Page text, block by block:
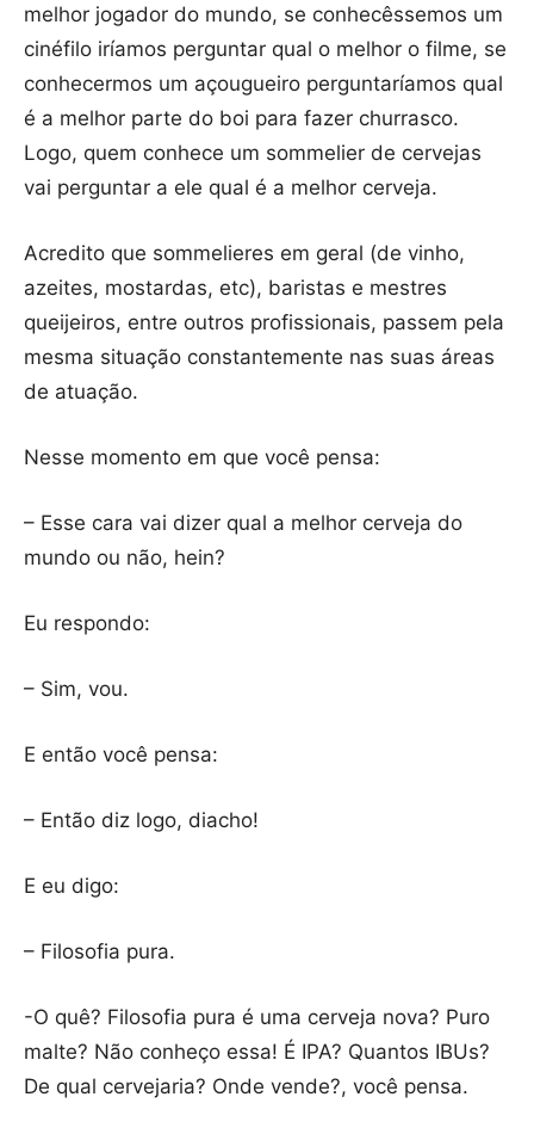
melhor jogador do mundo, se conhecêssemos um
cinéfilo iríamos perguntar qual o melhor o filme, se
conhecermos um açougueiro perguntaríamos qual
é a melhor parte do boi para fazer churrasco.
Logo, quem conhece um sommelier de cervejas
vai perguntar a ele qual é a melhor cerveja.
Acredito que sommelieres em geral (de vinho,
azeites, mostardas, etc), baristas e mestres
queijeiros, entre outros profissionais, passem pela
mesma situação constantemente nas suas áreas
de atuação.
Nesse momento em que você pensa:
– Esse cara vai dizer qual a melhor cerveja do
mundo ou não, hein?
Eu respondo:
– Sim, vou.
E então você pensa:
– Então diz logo, diacho!
E eu digo:
– Filosofia pura.
-O quê? Filosofia pura é uma cerveja nova? Puro
malte? Não conheço essa! É IPA? Quantos IBUs?
De qual cervejaria? Onde vende?, você pensa.